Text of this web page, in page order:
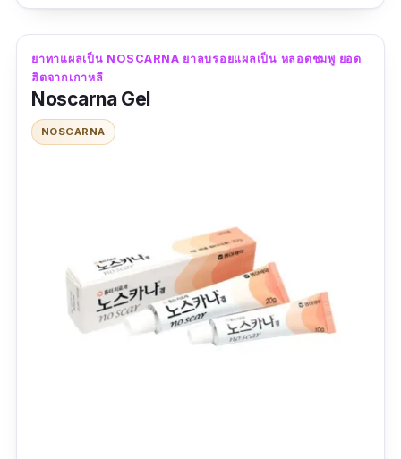
หรือแผลผ่าตัด ช่วยให้แผลเป็นดูนุ่มขึ้น ผิวเรียบ
เนียน ไม่เป็นรอย แถมใครที่ผิวมันแล้วอยากจะใช้
ครีมลบรอยแผลเป็นบนใบหน้า Scagel ตัวนี้ก็อบ
โจทย์ เพราะเขาเป็นเนื้อเจลใส ซึมง่าย ไม่ทิ้งคราบ
กวนใจคุณอย่างแน่นอน
ทั้งหมดทั้งมวลนี้ต้องใช้เวลาค่อนข้างนานค่ะ ช้า
กว่าตัวแรก ตัวนี้ไม่ตอบโจทย์คนใจร้อนเลยจ้า ถ้า
รอยไม่เยอะ ขยันทา ขยันโบกหน่อย ก็พอใช้ได้ค่ะ
^^ ราคาพอรับได้"
ยาทาแผลเป็น NOSCARNA ยาลบรอยแผลเป็น หลอดชมพู ยอด
ฮิตจากเกาหลี
Noscarna Gel
NOSCARNA